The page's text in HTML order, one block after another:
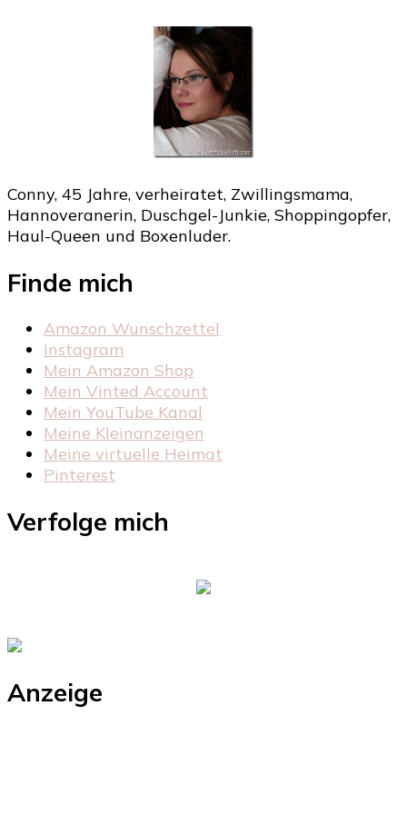
Conny, 45 Jahre, verheiratet, Zwillingsmama,
Hannoveranerin, Duschgel-Junkie, Shoppingopfer,
Haul-Queen und Boxenluder.
Finde mich
Amazon Wunschzettel
Instagram
Mein Amazon Shop
Mein Vinted Account
Mein YouTube Kanal
Meine Kleinanzeigen
Meine virtuelle Heimat
Pinterest
Verfolge mich
Anzeige